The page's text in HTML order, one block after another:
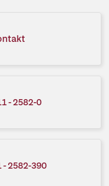
- 2582-0
- 2582-390